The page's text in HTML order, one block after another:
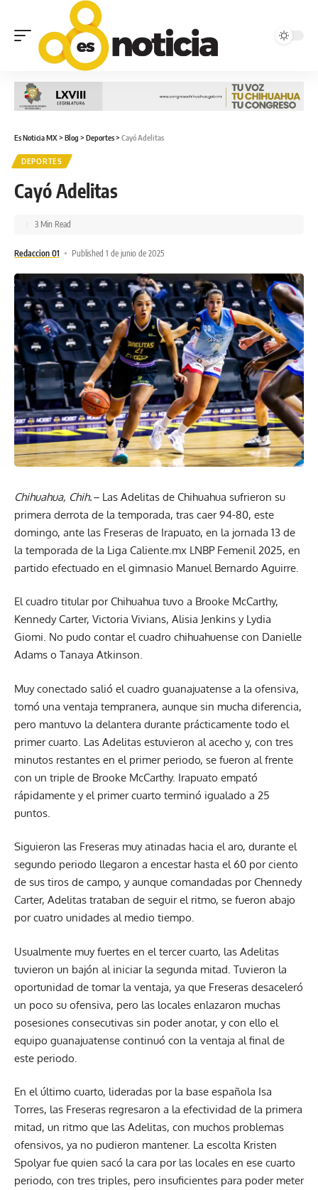
Es Noticia MX> Blog > Deportes> Cayó Adelitas
DEPORTES
Cayó Adelitas
Redaccion 01 Published 1 de junio de 2025
3 Min Read
Chihuahua, Chih.– Las Adelitas de Chihuahua sufrieron su
primera derrota de la temporada, tras caer 94-80, este
domingo, ante las Freseras de Irapuato, en la jornada 13 de
la temporada de la Liga Caliente.mx LNBP Femenil 2025, en
partido efectuado en el gimnasio Manuel Bernardo Aguirre.
El cuadro titular por Chihuahua tuvo a Brooke McCarthy,
Kennedy Carter, Victoria Vivians, Alisia Jenkins y Lydia
Giomi. No pudo contar el cuadro chihuahuense con Danielle
Adams o Tanaya Atkinson.
Muy conectado salió el cuadro guanajuatense a la ofensiva,
tomó una ventaja tempranera, aunque sin mucha diferencia,
pero mantuvo la delantera durante prácticamente todo el
primer cuarto. Las Adelitas estuvieron al acecho y, con tres
minutos restantes en el primer periodo, se fueron al frente
con un triple de Brooke McCarthy. Irapuato empató
rápidamente y el primer cuarto terminó igualado a 25
puntos.
Siguieron las Freseras muy atinadas hacia el aro, durante el
segundo periodo llegaron a encestar hasta el 60 por ciento
de sus tiros de campo, y aunque comandadas por Chennedy
Carter, Adelitas trataban de seguir el ritmo, se fueron abajo
por cuatro unidades al medio tiempo.
Usualmente muy fuertes en el tercer cuarto, las Adelitas
tuvieron un bajón al iniciar la segunda mitad. Tuvieron la
oportunidad de tomar la ventaja, ya que Freseras desaceleró
un poco su ofensiva, pero las locales enlazaron muchas
posesiones consecutivas sin poder anotar, y con ello el
equipo guanajuatense continuó con la ventaja al final de
este periodo.
En el último cuarto, lideradas por la base española Isa
Torres, las Freseras regresaron a la efectividad de la primera
mitad, un ritmo que las Adelitas, con muchos problemas
ofensivos, ya no pudieron mantener. La escolta Kristen
Spolyar fue quien sacó la cara por las locales en ese cuarto
periodo, con tres triples, pero insuficientes para poder meter